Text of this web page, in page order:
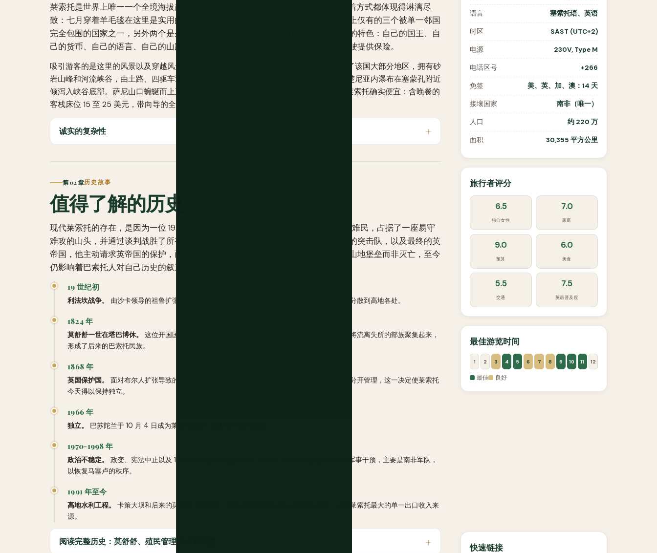
莱索托是世界上唯一一个全境海拔超过 1000 米的国家，这一点从气候到人们的穿着方式都体现得淋漓尽
致：七月穿着羊毛毯在这里是实用的衣物，而非装扮。它完全被南非包围，是世界上仅有的三个被单一邻国
完全包围的国家之一，另外两个是圣马力诺和梵蒂冈城。它一直固执地保持着自己的特色：自己的国王、自
己的货币、自己的语言、自己的山路，南非的租车公司至今仍不为在这些山路上驾驶提供保险。
吸引游客的是这里的风景以及穿越风景所需的方式。马卢蒂山脉和德拉肯斯堡山脉覆盖了该国大部分地区，拥有砂
岩山峰和河流峡谷，由土路、四驱车通道和数百年历史的马道而非高速公路连接。马莱楚尼亚内瀑布在塞蒙孔附近
倾泻入峡谷底部。萨尼山口蜿蜒而上至 2874 米，那里有一家自称是非洲最高的酒吧。莱索托确实便宜：含晚餐的
客栈床位 15 至 25 美元，带向导的全天骑马旅行比开普敦一张博物馆门票还便宜。
诚实的复杂性
第 02 章历史故事
值得了解的历史
现代莱索托的存在，是因为一位 19 世纪的领袖莫舒舒一世，他在利法坎战争中收拢难民，占据了一座易守
难攻的山头，并通过谈判战胜了所有试图夺取它的人，包括祖鲁人的军队、布尔人的突击队，以及最终的英
帝国，他主动请求英帝国的保护，而不是坐等被征服。这一建国之举，选择外交和山地堡垒而非灭亡，至今
仍影响着巴索托人对自己历史的叙述。
19 世纪初
利法坎战争。 由沙卡领导的祖鲁扩张部分引发的南部非洲大范围流离失所和冲突，使难民部族分散到高地各处。
1824 年
莫舒舒一世在塔巴博休。
这位开国国王在现代马塞卢附近的一座平顶山上建立了自己的据点，将流离失所的部族聚集起来，
形成了后来的巴索托民族。
1868 年
英国保护国。
面对布尔人扩张导致的土地流失，莫舒舒请求英国保护。巴苏陀兰与未来的南非分开管理，这一决定使莱索托
今天得以保持独立。
1966 年
独立。 巴苏陀兰于 10 月 4 日成为莱索托王国，莫舒舒二世任国王。
1970-1998 年
政治不稳定。
政变、宪法中止以及 1998 年一场有争议的选举，引发了南部非洲发展共同体的军事干预，主要是南非军队，
以恢复马塞卢的秩序。
1991 年至今
高地水利工程。
卡策大坝和后来的莫哈莱大坝建成，旨在向南非豪登省出口高地水资源，成为莱索托最大的单一出口收入来
源。
阅读完整历史：莫舒舒、殖民管理和水利外交
语言 塞索托语、英语
时区 SAST (UTC+2)
电源 230V, Type M
电话区号 +266
免签 美、英、加、澳：14 天
接壤国家 南非（唯一）
人口 约 220 万
面积 30,355 平方公里
旅行者评分
6.5
独自女性
7.0
家庭
9.0
预算
6.0
美食
5.5
交通
7.5
英语普及度
最佳游览时间
1 2 3 4 5 6 7 8 9 10 11 12
最佳 良好
快速链接